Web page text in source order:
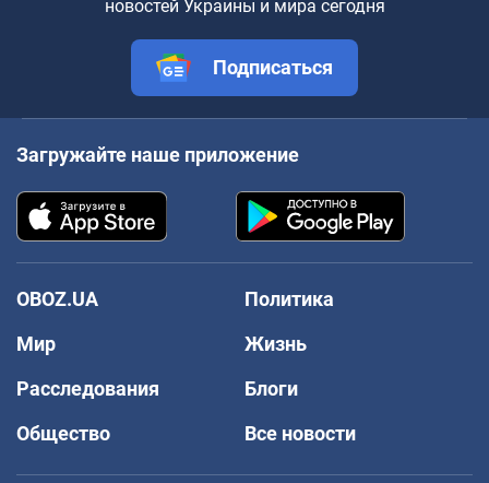
новостей Украины и мира сегодня
Подписаться
Загружайте наше приложение
OBOZ.UA
Политика
Мир
Жизнь
Расследования
Блоги
Общество
Все новости